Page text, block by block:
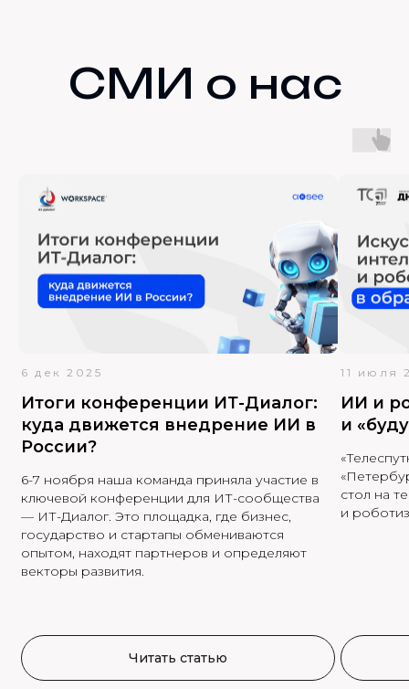
Компьютерное зрение
Разработка ML решений
СМИ о нас
6 дек 2025
Итоги конференции ИТ-Диалог:
куда движется внедрение ИИ в
России?
6-7 ноября наша команда приняла участие в
ключевой конференции для ИТ-сообщества
— ИТ-Диалог. Это площадка, где бизнес,
государство и стартапы обмениваются
опытом, находят партнеров и определяют
векторы развития.
Читать статью
11 июля
ИИ и
и
стол на
и